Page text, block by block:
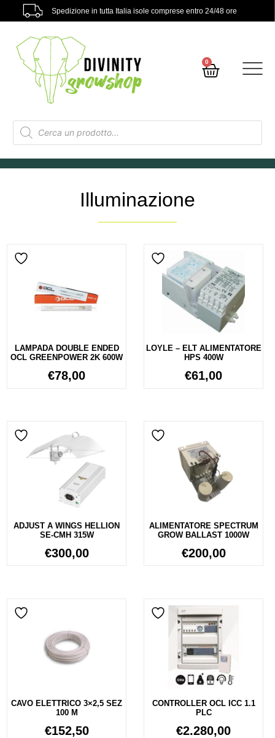
Spedizione in tutta Italia isole comprese entro 24/48 ore
0
Illuminazione
LAMPADA DOUBLE ENDED
OCL GREENPOWER 2K 600W
€78,00
LOYLE – ELT ALIMENTATORE
HPS 400W
€61,00
ADJUST A WINGS HELLION
SE-CMH 315W
€300,00
ALIMENTATORE SPECTRUM
GROW BALLAST 1000W
€200,00
CAVO ELETTRICO 3×2,5 SEZ
100 M
€152,50
CONTROLLER OCL ICC 1.1
PLC
€2.280,00